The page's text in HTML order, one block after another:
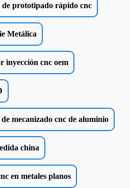
de prototipado rápido cnc
Metálica
inyección cnc oem
mecanizado cnc de aluminio
china
en metales planos